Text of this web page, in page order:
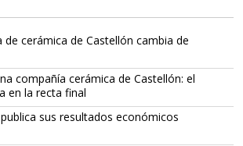
de cerámica de Castellón cambia de
compañía cerámica de Castellón: el
en la recta final
sus resultados económicos